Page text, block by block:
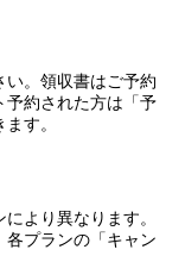
い。領収書はご予約
予約された方は「予
す。
より異なります。
各プランの「キャン